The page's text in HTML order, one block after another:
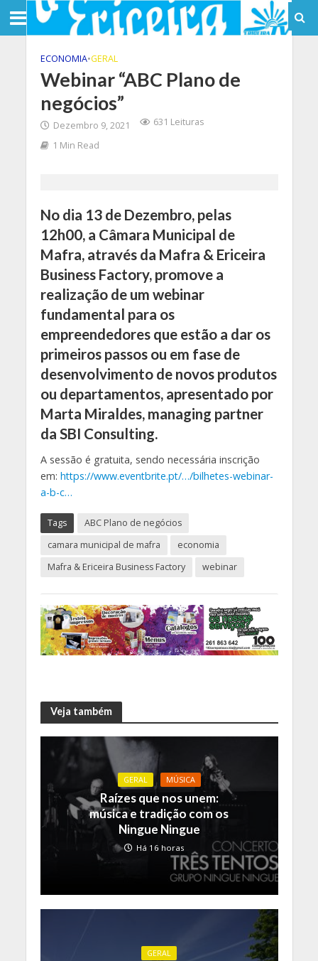
ECONOMIA•GERAL
Webinar “ABC Plano de
negócios”
Dezembro 9, 2021
631 Leituras
1 Min Read
No dia 13 de Dezembro, pelas
12h00, a Câmara Municipal de
Mafra, através da Mafra & Ericeira
Business Factory, promove a
realização de um webinar
fundamental para os
empreendedores que estão a dar os
primeiros passos ou em fase de
desenvolvimento de novos produtos
ou departamentos, apresentado por
Marta Miraldes, managing partner
da SBI Consulting.
A sessão é gratuita, sendo necessária inscrição
em: https://www.eventbrite.pt/…/bilhetes-webinar-
a-b-c…
Tags
ABC Plano de negócios
camara municipal de mafra
economia
Mafra & Ericeira Business Factory
webinar
Veja também
GERAL MÚSICA
Raízes que nos unem:
música e tradição com os
Ningue Ningue
Há 16 horas
GERAL